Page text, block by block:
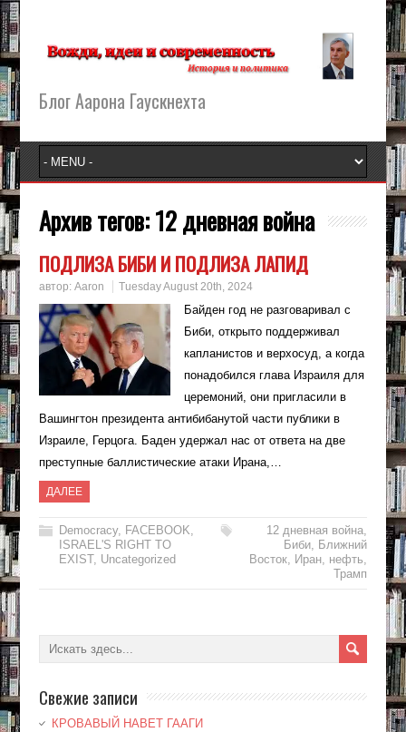
Блог Аарона Гаускнехта
Архив тегов:12 дневная война
ПОДЛИЗА БИБИ И ПОДЛИЗА ЛАПИД
автор: Aaron Tuesday August 20th, 2024
Байден год не разговаривал с
Биби, открыто поддерживал
капланистов и верхосуд, а когда
понадобился глава Израиля для
церемоний, они пригласили в
Вашингтон президента антибибанутой части публики в
Израиле, Герцога. Баден удержал нас от ответа на две
преступные баллистические атаки Ирана,…
ДАЛЕЕ
Democracy, FACEBOOK,
ISRAEL'S RIGHT TO
EXIST, Uncategorized
12 дневная война,
Биби, Ближний
Восток, Иран, нефть,
Трамп
Свежие записи
КРОВАВЫЙ НАВЕТ ГААГИ